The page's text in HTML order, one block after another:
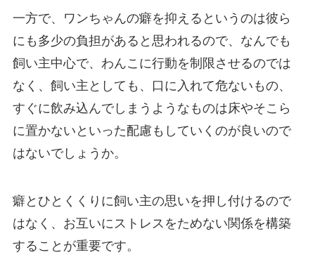
一方で、ワンちゃんの癖を抑えるというのは彼ら
にも多少の負担があると思われるので、なんでも
飼い主中心で、わんこに行動を制限させるのでは
なく、飼い主としても、口に入れて危ないもの、
すぐに飲み込んでしまうようなものは床やそこら
に置かないといった配慮もしていくのが良いので
はないでしょうか。
癖とひとくくりに飼い主の思いを押し付けるので
はなく、お互いにストレスをためない関係を構築
することが重要です。